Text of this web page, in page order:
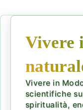
Vivere
Vivere in
scientifiche
spiritualità,